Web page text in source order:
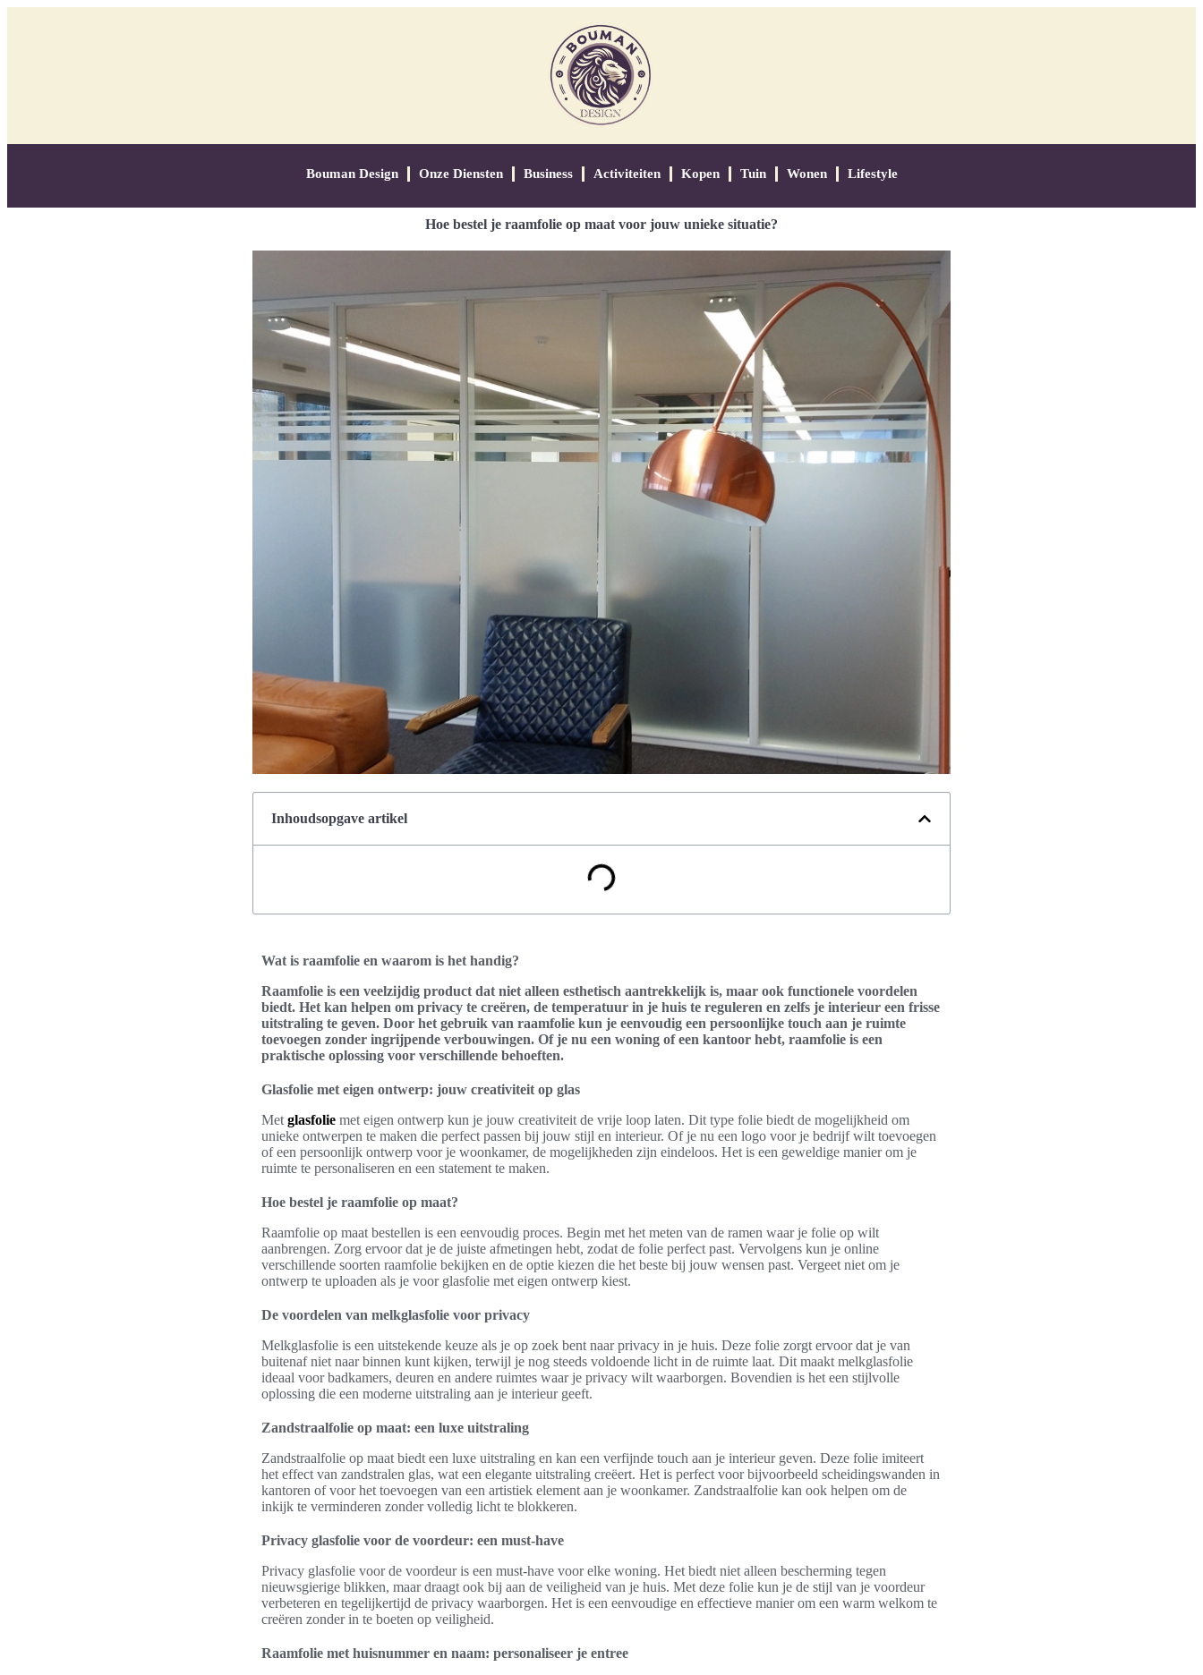
Bouman Design Onze Diensten Business Activiteiten Kopen Tuin Wonen Lifestyle
Hoe bestel je raamfolie op maat voor jouw unieke situatie?
Inhoudsopgave artikel
Wat is raamfolie en waarom is het handig?
Raamfolie is een veelzijdig product dat niet alleen esthetisch aantrekkelijk is, maar ook functionele voordelen
biedt. Het kan helpen om privacy te creëren, de temperatuur in je huis te reguleren en zelfs je interieur een frisse
uitstraling te geven. Door het gebruik van raamfolie kun je eenvoudig een persoonlijke touch aan je ruimte
toevoegen zonder ingrijpende verbouwingen. Of je nu een woning of een kantoor hebt, raamfolie is een
praktische oplossing voor verschillende behoeften.
Glasfolie met eigen ontwerp: jouw creativiteit op glas
Met glasfolie met eigen ontwerp kun je jouw creativiteit de vrije loop laten. Dit type folie biedt de mogelijkheid om
unieke ontwerpen te maken die perfect passen bij jouw stijl en interieur. Of je nu een logo voor je bedrijf wilt toevoegen
of een persoonlijk ontwerp voor je woonkamer, de mogelijkheden zijn eindeloos. Het is een geweldige manier om je
ruimte te personaliseren en een statement te maken.
Hoe bestel je raamfolie op maat?
Raamfolie op maat bestellen is een eenvoudig proces. Begin met het meten van de ramen waar je folie op wilt
aanbrengen. Zorg ervoor dat je de juiste afmetingen hebt, zodat de folie perfect past. Vervolgens kun je online
verschillende soorten raamfolie bekijken en de optie kiezen die het beste bij jouw wensen past. Vergeet niet om je
ontwerp te uploaden als je voor glasfolie met eigen ontwerp kiest.
De voordelen van melkglasfolie voor privacy
Melkglasfolie is een uitstekende keuze als je op zoek bent naar privacy in je huis. Deze folie zorgt ervoor dat je van
buitenaf niet naar binnen kunt kijken, terwijl je nog steeds voldoende licht in de ruimte laat. Dit maakt melkglasfolie
ideaal voor badkamers, deuren en andere ruimtes waar je privacy wilt waarborgen. Bovendien is het een stijlvolle
oplossing die een moderne uitstraling aan je interieur geeft.
Zandstraalfolie op maat: een luxe uitstraling
Zandstraalfolie op maat biedt een luxe uitstraling en kan een verfijnde touch aan je interieur geven. Deze folie imiteert
het effect van zandstralen glas, wat een elegante uitstraling creëert. Het is perfect voor bijvoorbeeld scheidingswanden in
kantoren of voor het toevoegen van een artistiek element aan je woonkamer. Zandstraalfolie kan ook helpen om de
inkijk te verminderen zonder volledig licht te blokkeren.
Privacy glasfolie voor de voordeur: een must-have
Privacy glasfolie voor de voordeur is een must-have voor elke woning. Het biedt niet alleen bescherming tegen
nieuwsgierige blikken, maar draagt ook bij aan de veiligheid van je huis. Met deze folie kun je de stijl van je voordeur
verbeteren en tegelijkertijd de privacy waarborgen. Het is een eenvoudige en effectieve manier om een warm welkom te
creëren zonder in te boeten op veiligheid.
Raamfolie met huisnummer en naam: personaliseer je entree